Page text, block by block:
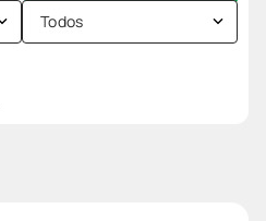
Todos